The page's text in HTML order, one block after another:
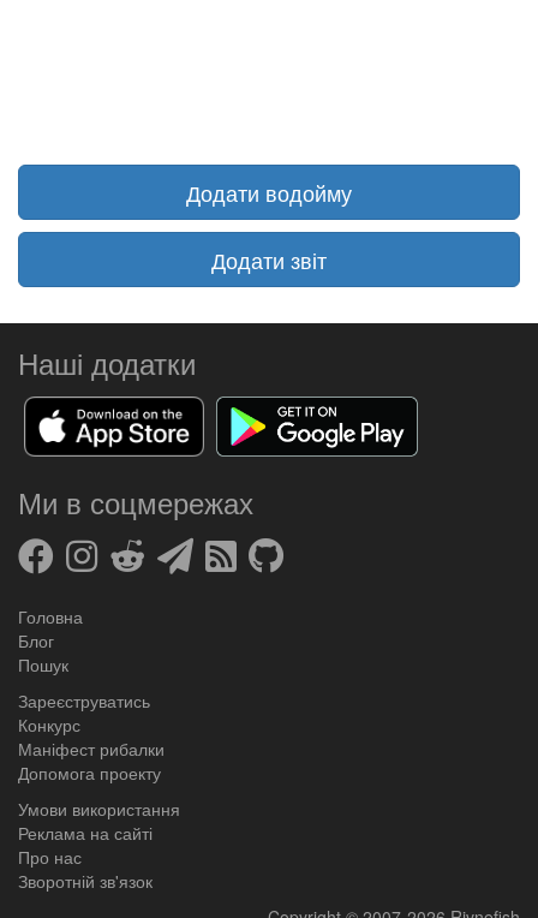
Додати водойму
Додати звіт
Наші додатки
Ми в соцмережах
Головна
Блог
Пошук
Зареєструватись
Конкурс
Маніфест рибалки
Допомога проекту
Умови використання
Реклама на сайті
Про нас
Зворотній зв'язок